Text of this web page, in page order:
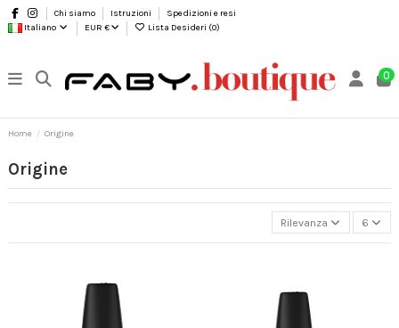
Chi siamo Istruzioni
Spedizioni e resi
Italiano
EUR € Lista Desideri (0)
0
Home Origine
Origine
Rilevanza 6